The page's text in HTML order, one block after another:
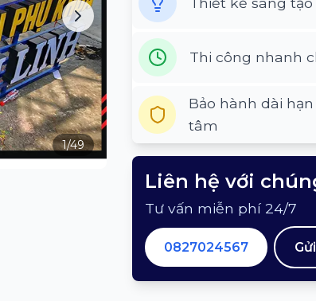
Thi công nhanh
Bảo hành dài
tâm
Liên hệ với
Tư vấn miễn phí 24/7
0827024567
1/49